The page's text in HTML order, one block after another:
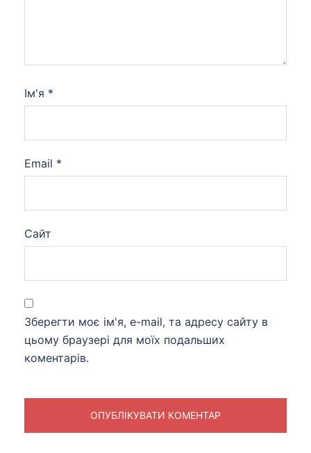
Ім'я *
Email *
Сайт
Зберегти моє ім'я, e-mail, та адресу сайту в
цьому браузері для моїх подальших
коментарів.